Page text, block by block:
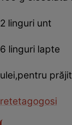
2 linguri unt
6 linguri lapte
ulei,pentru prăjit
retetagogosi